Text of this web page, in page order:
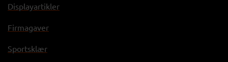
Displayartikler
Firmagaver
Sportsklær